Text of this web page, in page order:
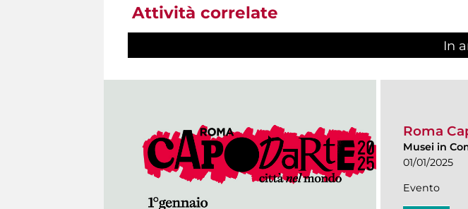
Attività correlate
In
Roma
Musei in
01/01/2025
Evento